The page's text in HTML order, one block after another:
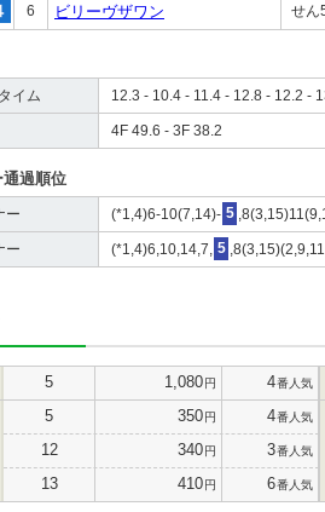
6 ビリーヴザワン せん
イム 12.3 - 10.4 - 11.4 - 12.8 - 12.2 -
4F 49.6 - 3F 38.2
通過順位
ー (*1,4)6-10(7,14)- 5
ー (*1,4)6,10,14,7, 5
5 1,080円 4番人気
5 350円 4番人気
12 340円 3番人気
13 410円 6番人気